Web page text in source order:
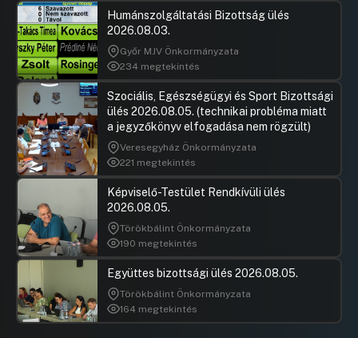
Humánszolgáltatási Bizottság ülés
2026.08.03.
Győr MJV Önkormányzata
234 megtekintés
Szociális, Egészségügyi és Sport Bizottsági
ülés 2026.08.05. (technikai probléma miatt
a jegyzőkönyv elfogadása nem rögzült)
Veresegyház Önkormányzata
221 megtekintés
Képviselő-Testület Rendkívüli ülés
2026.08.05.
Törökbálint Önkormányzata
190 megtekintés
Együttes bizottsági ülés 2026.08.05.
Törökbálint Önkormányzata
164 megtekintés